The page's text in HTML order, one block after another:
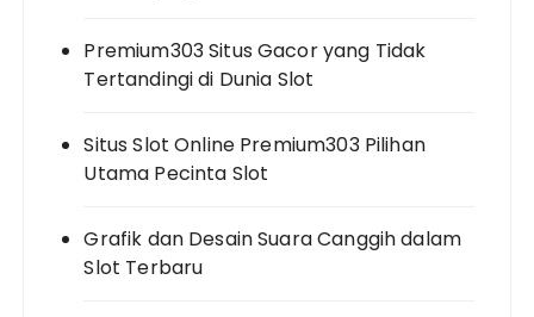
Premium303 Situs Gacor yang Tidak
Tertandingi di Dunia Slot
Situs Slot Online Premium303 Pilihan
Utama Pecinta Slot
Grafik dan Desain Suara Canggih dalam
Slot Terbaru